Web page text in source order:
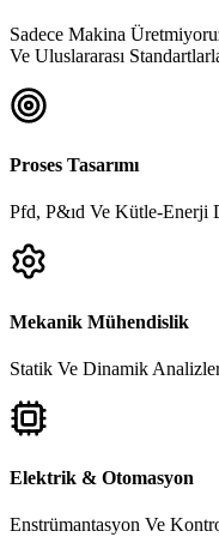
Sadece Makina
Ve Uluslararası
Proses Tasarımı
Pfd, P&ıd Ve Kütle-Enerji
Mekanik Mühendislik
Statik Ve Dinamik
Elektrik & Otomasyon
Enstrümantasyon Ve